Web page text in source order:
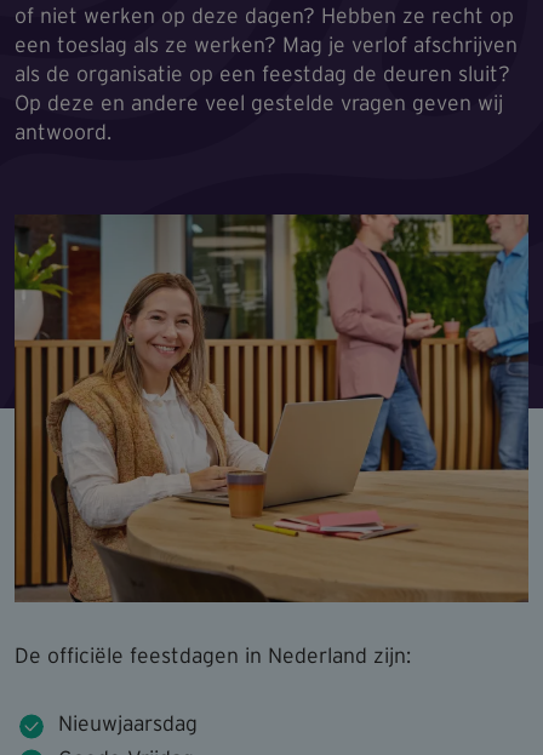
of niet werken op deze dagen? Hebben ze recht op
een toeslag als ze werken? Mag je verlof afschrijven
als de organisatie op een feestdag de deuren sluit?
Op deze en andere veel gestelde vragen geven wij
antwoord.
De officiële feestdagen in Nederland zijn:
Nieuwjaarsdag